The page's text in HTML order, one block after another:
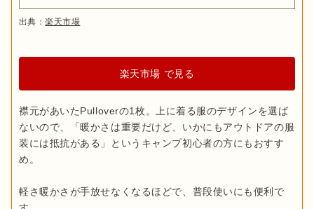
出典：楽天市場
楽天市場 で見る
襟元があいたPulloverの1枚。上に着る服のデザインを選ば
ないので、「暖かさは重要だけど、いかにもアウトドアの服
装には抵抗がある」というキャンプ初心者の方にもおすす
め。
軽さ暖かさが手放せなくなるほどで、普段使いにも便利で